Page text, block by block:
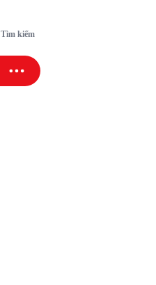
Tìm kiếm
SAO SPORT